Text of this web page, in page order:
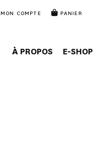
MON COMPTE PANIER
À PROPOS E-SHOP